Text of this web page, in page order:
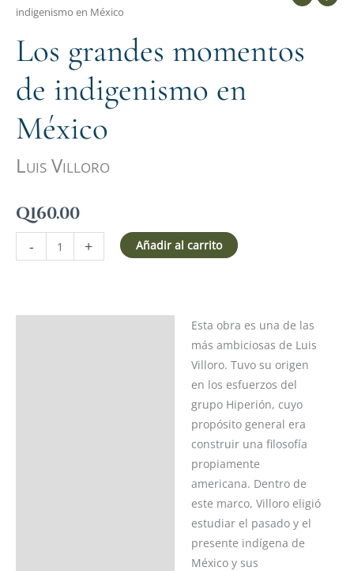
indigenismo en México
Los grandes momentos
de indigenismo en
México
Luis Villoro
Q160.00
- + Añadir al carrito
Esta obra es una de las
más ambiciosas de Luis
Villoro. Tuvo su origen
en los esfuerzos del
grupo Hiperión, cuyo
propósito general era
construir una filosofía
propiamente
americana. Dentro de
este marco, Villoro eligió
estudiar el pasado y el
presente indígena de
México y sus